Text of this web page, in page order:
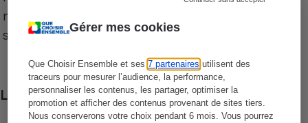
Gérer mes cookies
Que Choisir Ensemble et ses7 partenaires utilisent des
traceurs pour mesurer l’audience, la performance,
personnaliser les contenus, les partager, optimiser la
promotion et afficher des contenus provenant de sites tiers.
Nous conserverons votre choix pendant 6 mois. Vous pourrez
niveau de prix des supermarchés, géolocalisés
sur le territoire français.
Les comparaisons de prix